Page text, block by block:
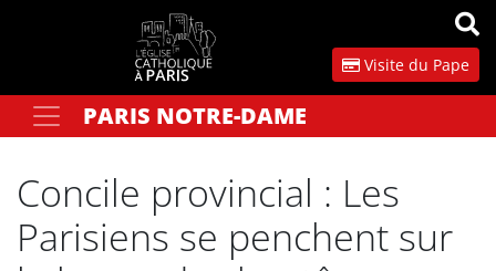
Visite du Pape
Votre recherchePARIS NOTRE-DAME
Concile provincial : Les
Parisiens se penchent sur
Panneau de gestion des cookies